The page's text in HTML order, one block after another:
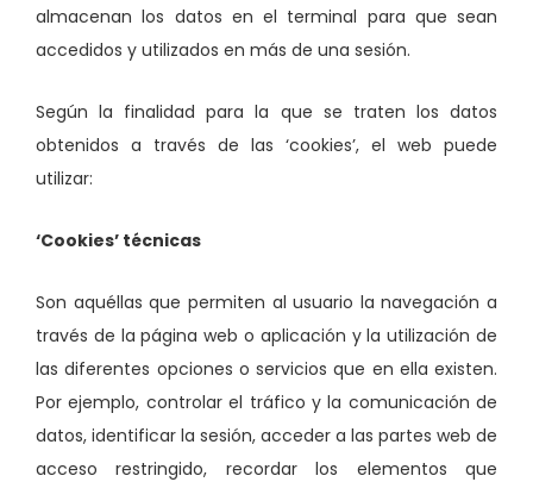
almacenan los datos en el terminal para que sean
accedidos y utilizados en más de una sesión.
Según la finalidad para la que se traten los datos
obtenidos a través de las ‘cookies’, el web puede
utilizar:
‘Cookies’ técnicas
Son aquéllas que permiten al usuario la navegación a
través de la página web o aplicación y la utilización de
las diferentes opciones o servicios que en ella existen.
Por ejemplo, controlar el tráfico y la comunicación de
datos, identificar la sesión, acceder a las partes web de
acceso restringido, recordar los elementos que